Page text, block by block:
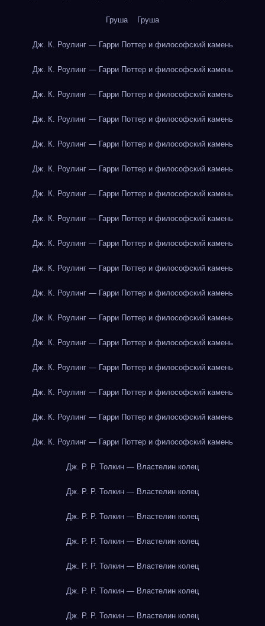
Груша Груша
Дж. К. Роулинг — Гарри Поттер и философский камень
Дж. К. Роулинг — Гарри Поттер и философский камень
Дж. К. Роулинг — Гарри Поттер и философский камень
Дж. К. Роулинг — Гарри Поттер и философский камень
Дж. К. Роулинг — Гарри Поттер и философский камень
Дж. К. Роулинг — Гарри Поттер и философский камень
Дж. К. Роулинг — Гарри Поттер и философский камень
Дж. К. Роулинг — Гарри Поттер и философский камень
Дж. К. Роулинг — Гарри Поттер и философский камень
Дж. К. Роулинг — Гарри Поттер и философский камень
Дж. К. Роулинг — Гарри Поттер и философский камень
Дж. К. Роулинг — Гарри Поттер и философский камень
Дж. К. Роулинг — Гарри Поттер и философский камень
Дж. К. Роулинг — Гарри Поттер и философский камень
Дж. К. Роулинг — Гарри Поттер и философский камень
Дж. К. Роулинг — Гарри Поттер и философский камень
Дж. К. Роулинг — Гарри Поттер и философский камень
Дж. Р. Р. Толкин — Властелин колец
Дж. Р. Р. Толкин — Властелин колец
Дж. Р. Р. Толкин — Властелин колец
Дж. Р. Р. Толкин — Властелин колец
Дж. Р. Р. Толкин — Властелин колец
Дж. Р. Р. Толкин — Властелин колец
Дж. Р. Р. Толкин — Властелин колец